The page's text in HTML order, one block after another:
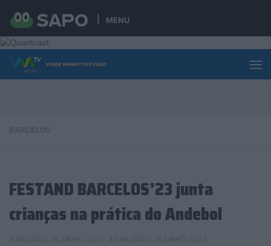
MENU
Skip to content
FESTAND BARCELOS’23 junta
crianças na prática do Andebol